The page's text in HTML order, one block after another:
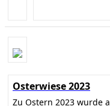
Osterwiese 2023
Zu Ostern 2023 wurde